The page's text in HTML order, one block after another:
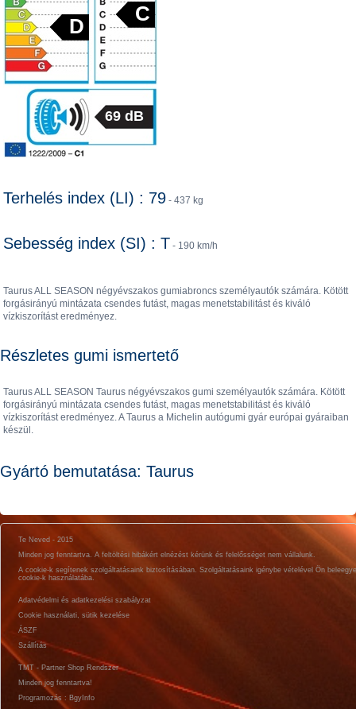
D
C
69 dB
Terhelés index (LI) : 79 - 437 kg
Sebesség index (SI) : T - 190 km/h
Taurus ALL SEASON négyévszakos gumiabroncs személyautók számára. Kötött
forgásirányú mintázata csendes futást, magas menetstabilitást és kiváló
vízkiszorítást eredményez.
Részletes gumi ismertető
Taurus ALL SEASON Taurus négyévszakos gumi személyautók számára. Kötött
forgásirányú mintázata csendes futást, magas menetstabilitást és kiváló
vízkiszorítást eredményez. A Taurus a Michelin autógumi gyár európai gyáraiban
készül.
Gyártó bemutatása: Taurus
Te Neved - 2015
Minden jog fenntartva. A feltöltési hibákért elnézést kérünk és felelősséget nem vállalunk.
A cookie-k segítenek szolgáltatásaink biztosításában. Szolgáltatásaink igénybe vételével Ön
cookie-k használatába.
Adatvédelmi és adatkezelési szabályzat
Cookie használati, sütik kezelése
ÁSZF
Szállítás
TMT - Partner Shop Rendszer
Minden jog fenntartva!
Programozás : BgyInfo